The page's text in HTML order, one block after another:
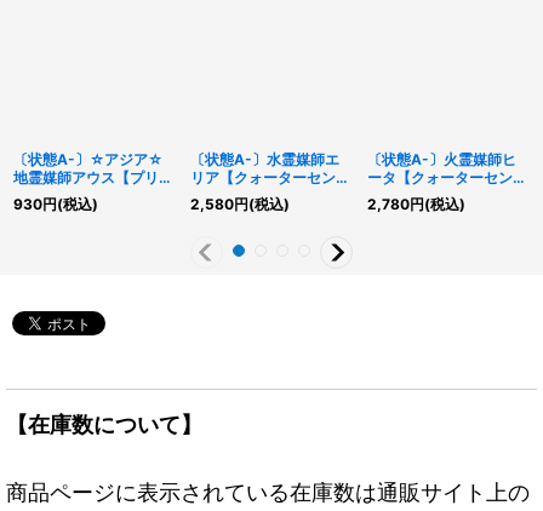
〔状態A-〕☆アジア☆
地霊媒師アウス【プリズ
マティックシークレッ
ト】{アジアPOTE-
930円(税込)
〔状態A-〕水霊媒師エ
リア【クォーターセンチ
ュリーシークレット】
{ROTA-JP023}《モン
2,580円(税込)
〔状態A-〕火霊媒師ヒ
ータ【クォーターセンチ
ュリーシークレット】
{DUNE-JP026}《モン
2,780円(税込)
【在庫数について】
商品ページに表示されている在庫数は通販サイト上の